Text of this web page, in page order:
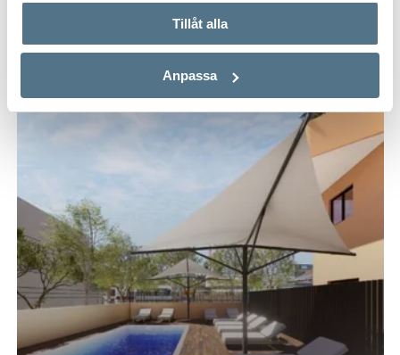
Tillåt alla
Anpassa
NEW BUILT